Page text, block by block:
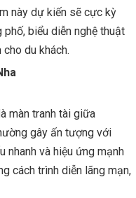
này dự kiến sẽ cực kỳ
biểu diễn nghệ thuật
du khách.
màn tranh tài giữa
gây ấn tượng với
nhanh và hiệu ứng mạnh
cách trình diễn lãng mạn,